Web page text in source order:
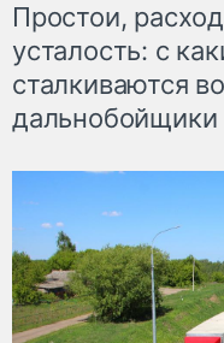
Простои,
усталость: с
сталкиваются
дальнобойщики